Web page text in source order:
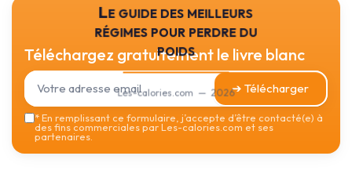
Le guide des meilleurs
régimes pour perdre du
poids
Les-calories.com — 2026
Téléchargez gratuitement le livre blanc
➔ Télécharger
*En remplissant ce formulaire, j’accepte d’être contacté(e) à
des fins commerciales par Les-calories.com et ses
partenaires.